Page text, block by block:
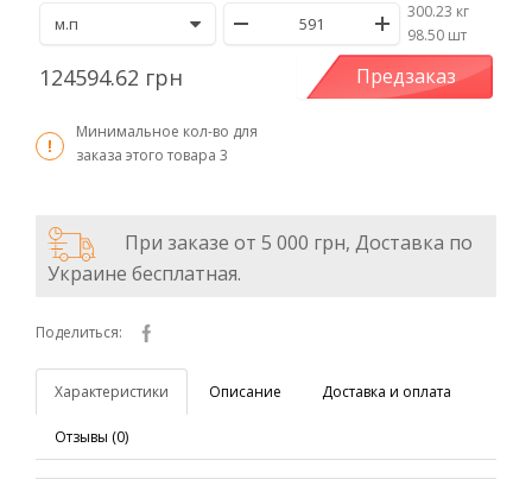
300.23 кг
/98.50 шт
124594.62 грн Предзаказ
Минимальное кол-во для
заказа этого товара 3
При заказе от 5 000 грн, Доставка по
Украине бесплатная.
Поделиться:
Характеристики Описание Доставка и оплата
Отзывы (0)